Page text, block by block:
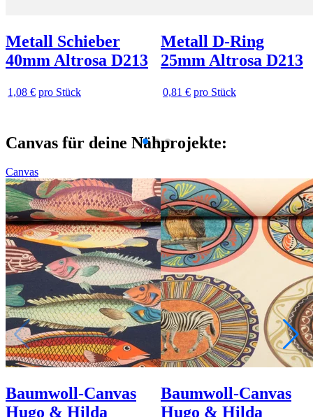
Metall Schieber
40mm Altrosa D213
1,08 € pro Stück
Metall D-Ring
25mm Altrosa D213
0,81 € pro Stück
Canvas für deine Nähprojekte:
Canvas
Baumwoll-Canvas
Hugo & Hilda
Baumwoll-Canvas
Hugo & Hilda